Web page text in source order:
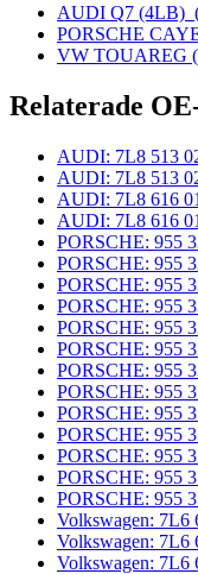
AUDI Q7 (4LB)
PORSCHE
VW TOUAREG
Relaterade
AUDI: 7L8 513
AUDI: 7L8 513
AUDI: 7L8 616
AUDI: 7L8 616
PORSCHE: 955
PORSCHE: 955
PORSCHE: 955
PORSCHE: 955
PORSCHE: 955
PORSCHE: 955
PORSCHE: 955
PORSCHE: 955
PORSCHE: 955
PORSCHE: 955
PORSCHE: 955
PORSCHE: 955
PORSCHE: 955
Volkswagen: 7L6
Volkswagen: 7L6
Volkswagen: 7L6